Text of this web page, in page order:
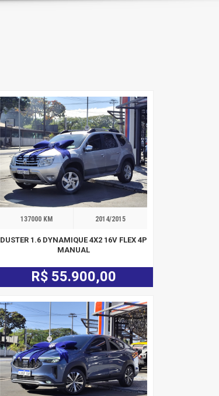
137000 KM 2014/2015
DUSTER 1.6 DYNAMIQUE 4X2 16V FLEX 4P
MANUAL
R$ 55.900,00